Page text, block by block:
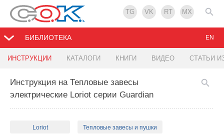
TG VK RT MX
БИБЛИОТЕКА
ИНСТРУКЦИИ КАТАЛОГИ КНИГИ ВИДЕО СТАТЬИ
EN
Инструкция на Тепловые завесы
электрические Loriot серии Guardian
Loriot Тепловые завесы и пушки